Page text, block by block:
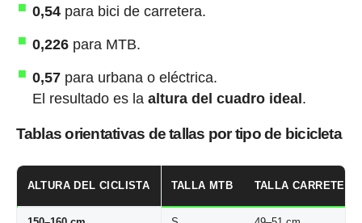
0,54para bici de carretera.
0,226para MTB.
0,57para urbana o eléctrica.
El resultado es la altura del cuadro ideal .
Tablas orientativas de tallas por tipo de bicicleta
ALTURA DEL CICLISTA TALLA MTB TALLA CARRETERA